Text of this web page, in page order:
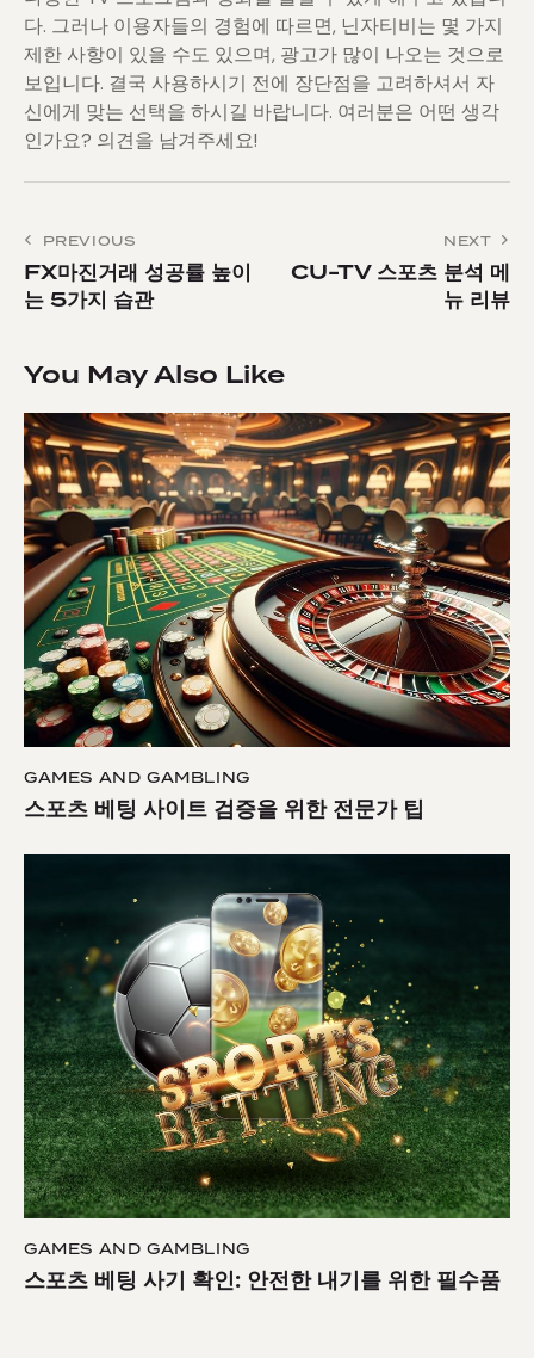
다. 그러나 이용자들의 경험에 따르면, 닌자티비는 몇 가지
제한 사항이 있을 수도 있으며, 광고가 많이 나오는 것으로
보입니다. 결국 사용하시기 전에 장단점을 고려하셔서 자
신에게 맞는 선택을 하시길 바랍니다. 여러분은 어떤 생각
인가요? 의견을 남겨주세요!
Post
navigation
PREVIOUS
FX마진거래 성공률 높이
는 5가지 습관
NEXT
CU-TV 스포츠 분석 메
뉴 리뷰
You May Also Like
GAMES AND GAMBLING
스포츠 베팅 사이트 검증을 위한 전문가 팁
GAMES AND GAMBLING
스포츠 베팅 사기 확인: 안전한 내기를 위한 필수품